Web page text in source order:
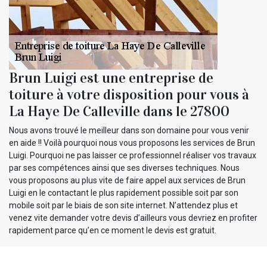
Brun Luigi est une entreprise de
toiture à votre disposition pour vous à
La Haye De Calleville dans le 27800
Nous avons trouvé le meilleur dans son domaine pour vous venir
en aide !! Voilà pourquoi nous vous proposons les services de Brun
Luigi. Pourquoi ne pas laisser ce professionnel réaliser vos travaux
par ses compétences ainsi que ses diverses techniques. Nous
vous proposons au plus vite de faire appel aux services de Brun
Luigi en le contactant le plus rapidement possible soit par son
mobile soit par le biais de son site internet. N’attendez plus et
venez vite demander votre devis d’ailleurs vous devriez en profiter
rapidement parce qu’en ce moment le devis est gratuit.